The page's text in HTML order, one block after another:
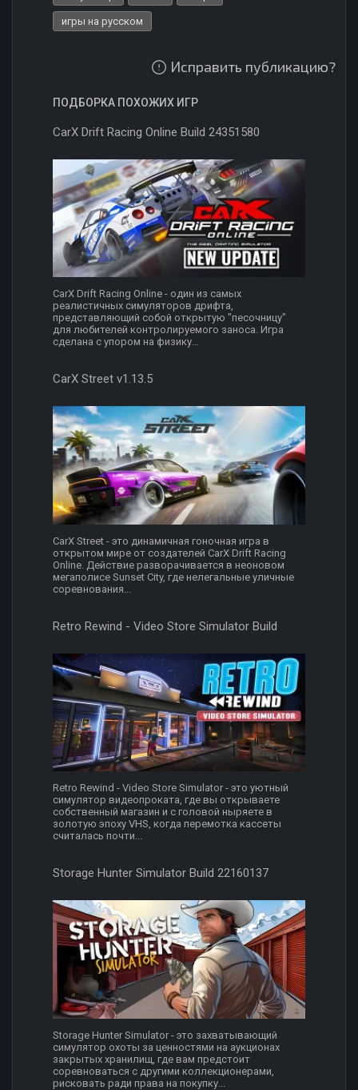
игры на русском
Исправить публикацию?
ПОДБОРКА ПОХОЖИХ ИГР
CarX Drift Racing Online Build 24351580
CarX Drift Racing Online - один из самых
реалистичных симуляторов дрифта,
представляющий собой открытую "песочницу"
для любителей контролируемого заноса. Игра
сделана с упором на физику...
CarX Street v1.13.5
CarX Street - это динамичная гоночная игра в
открытом мире от создателей CarX Drift Racing
Online. Действие разворачивается в неоновом
мегаполисе Sunset City, где нелегальные уличные
соревнования...
Retro Rewind - Video Store Simulator Build
Retro Rewind - Video Store Simulator - это уютный
симулятор видеопроката, где вы открываете
собственный магазин и с головой ныряете в
золотую эпоху VHS, когда перемотка кассеты
считалась почти...
Storage Hunter Simulator Build 22160137
Storage Hunter Simulator - это захватывающий
симулятор охоты за ценностями на аукционах
закрытых хранилищ, где вам предстоит
соревноваться с другими коллекционерами,
рисковать ради права на покупку...